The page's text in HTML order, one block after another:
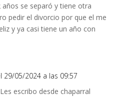
años se separó y tiene otra
pedir el divorcio por que el me
y ya casi tiene un año con
29/05/2024 a las 09:57
escribo desde chaparral